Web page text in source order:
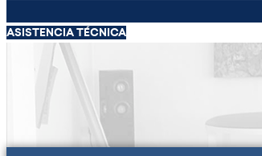
ASISTENCIA TÉCNICA